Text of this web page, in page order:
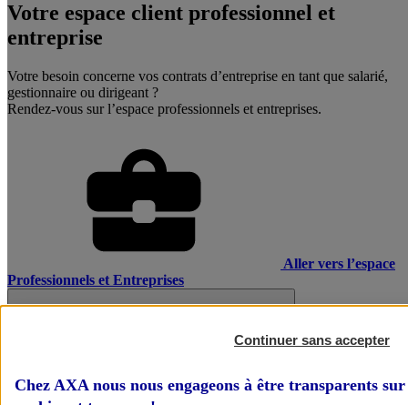
Votre espace client professionnel et
entreprise
Votre besoin concerne vos contrats d’entreprise en tant que salarié,
gestionnaire ou dirigeant ?
Rendez-vous sur l’espace professionnels et entreprises.
Aller vers l’espace
Professionnels et Entreprises
Continuer sans accepter
Chez AXA nous nous engageons à être transparents